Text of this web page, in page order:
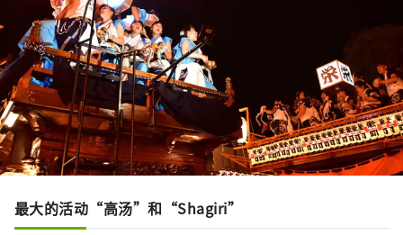
最大的活动“高汤”和“Shagiri”